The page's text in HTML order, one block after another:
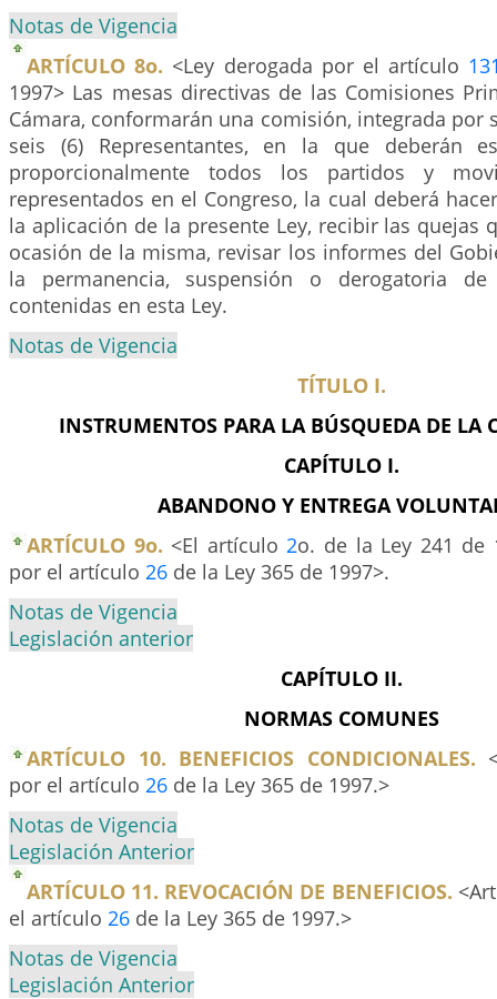
Notas de Vigencia
ARTÍCULO 8o. <Ley derogada por el artículo
1997> Las mesas directivas de las Comisiones
Cámara, conformarán una comisión, integrada por
seis (6) Representantes, en la que deberán
proporcionalmente todos los partidos y
representados en el Congreso, la cual deberá
la aplicación de la presente Ley, recibir las quejas
ocasión de la misma, revisar los informes del
la permanencia, suspensión o derogatoria de
contenidas en esta Ley.
Notas de Vigencia
TÍTULO I.
INSTRUMENTOS PARA LA BÚSQUEDA DE LA
CAPÍTULO I.
ABANDONO Y ENTREGA
ARTÍCULO 9o. <El artículo2o. de la Ley 241 de
por el artículo 26 de la Ley 365 de 1997>.
Notas de Vigencia
Legislación anterior
CAPÍTULO II.
NORMAS COMUNES
ARTÍCULO 10. BENEFICIOS CONDICIONALES.
por el artículo 26 de la Ley 365 de 1997.>
Notas de Vigencia
Legislación Anterior
ARTÍCULO 11. REVOCACIÓN DE BENEFICIOS.
el artículo 26 de la Ley 365 de 1997.>
Notas de Vigencia
Legislación Anterior